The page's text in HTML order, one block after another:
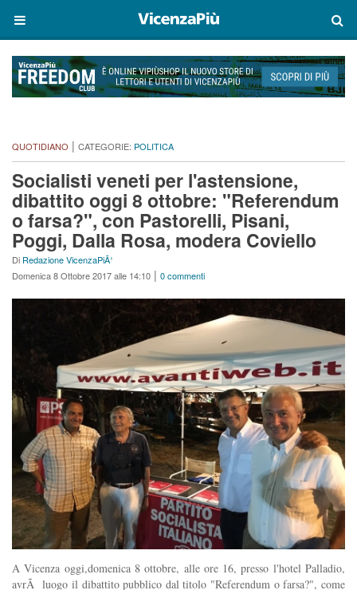
QUOTIDIANO | CATEGORIE: POLITICA
Socialisti veneti per l'astensione,
dibattito oggi 8 ottobre: "Referendum
o farsa?", con Pastorelli, Pisani,
Poggi, Dalla Rosa, modera Coviello
Di Redazione VicenzaPiÃ¹
Domenica 8 Ottobre 2017 alle 14:10 | 0 commenti
A Vicenza oggi,domenica 8 ottobre, alle ore 16, presso l'hotel Palladio,
avrÃ luogo il dibattito pubblico dal titolo "Referendum o farsa?", come